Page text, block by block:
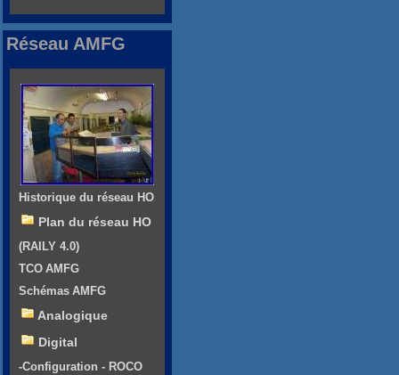
Réseau AMFG
Historique du réseau HO
Plan du réseau HO
(RAILY 4.0)
TCO AMFG
Schémas AMFG
Analogique
Digital
-Configuration - ROCO